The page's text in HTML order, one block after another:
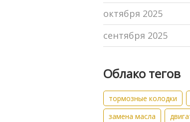
октября 2025
сентября 2025
Облако тегов
тормозные колодки
замена масла